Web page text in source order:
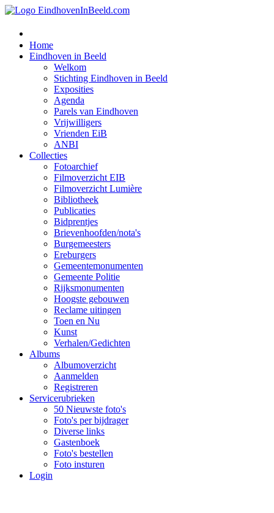
Home
Eindhoven in Beeld
Welkom
Stichting Eindhoven in Beeld
Exposities
Agenda
Parels van Eindhoven
Vrijwilligers
Vrienden EiB
ANBI
Collecties
Fotoarchief
Filmoverzicht EIB
Filmoverzicht Lumière
Bibliotheek
Publicaties
Bidprentjes
Brievenhoofden/nota's
Burgemeesters
Ereburgers
Gemeentemonumenten
Gemeente Politie
Rijksmonumenten
Hoogste gebouwen
Reclame uitingen
Toen en Nu
Kunst
Verhalen/Gedichten
Albums
Albumoverzicht
Aanmelden
Registreren
Servicerubrieken
50 Nieuwste foto's
Foto's per bijdrager
Diverse links
Gastenboek
Foto's bestellen
Foto insturen
Login